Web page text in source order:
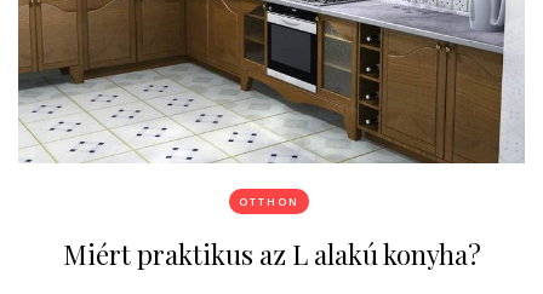
OTTHON
Miért praktikus az L alakú konyha?